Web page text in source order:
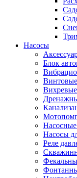
Насосы
Блок
Насосы
Реле